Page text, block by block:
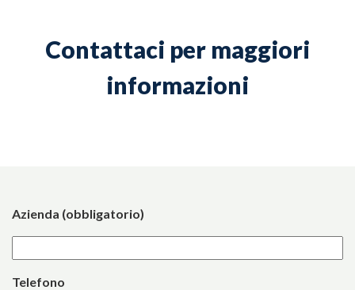
Contattaci per maggiori
informazioni
Azienda (obbligatorio)
Telefono